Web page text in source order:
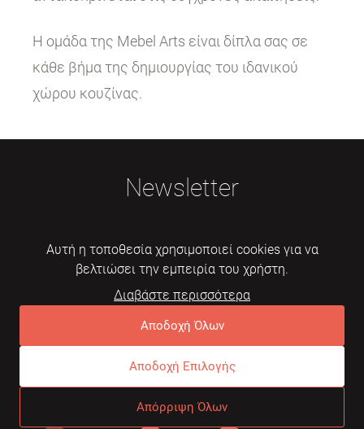
Η ομάδα της Mebel Arts είναι δίπλα σας σε
κάθε βήμα της δημιουργίας του ιδανικού
χώρου κουζίνας.
Newsletter
Εγγραφή
Συχνές ερωτήσειςΌροι χρήσης
Αυτή η τοποθεσία χρησιμοποιεί cookies για να
βελτιώσει την εμπειρία του χρήστη.
Διαβάστε περισσότερα
Αποδοχή Όλων
Αποδοχή Επιλογής
Απόρριψη Όλων